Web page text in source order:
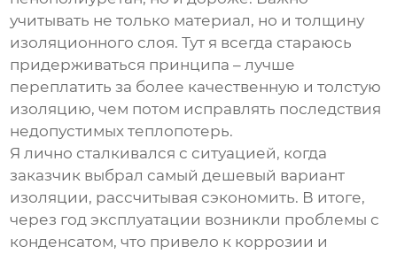
учитывать не только материал, но и толщину
изоляционного слоя. Тут я всегда стараюсь
придерживаться принципа – лучше
переплатить за более качественную и толстую
изоляцию, чем потом исправлять последствия
недопустимых теплопотерь.
Я лично сталкивался с ситуацией, когда
заказчик выбрал самый дешевый вариант
изоляции, рассчитывая сэкономить. В итоге,
через год эксплуатации возникли проблемы с
конденсатом, что привело к коррозии и